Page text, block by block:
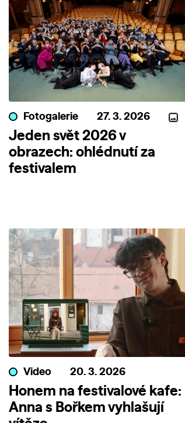
Fotogalerie 27. 3. 2026
Jeden svět 2026 v
obrazech: ohlédnutí za
festivalem
Video 20. 3. 2026
Honem na festivalové kafe:
Anna s Bořkem vyhlašují